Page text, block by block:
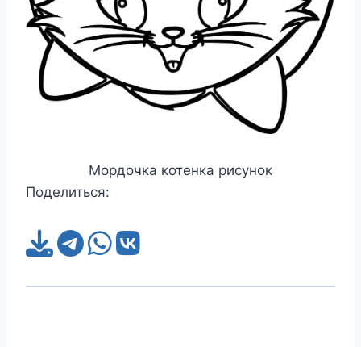
Мордочка котенка рисунок
Поделиться: